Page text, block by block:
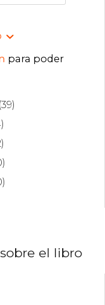
para poder
el libro